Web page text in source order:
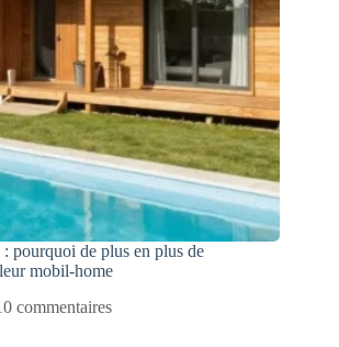
pourquoi de plus en plus de
mobil-home
commentaires